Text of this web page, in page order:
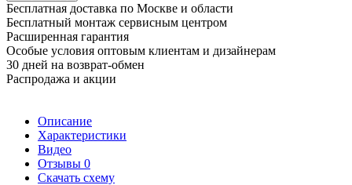
Бесплатная доставка по Москве и области
Бесплатный монтаж сервисным центром
Расширенная гарантия
Особые условия оптовым клиентам и дизайнерам
30 дней на возврат-обмен
Распродажа и акции
Описание
Характеристики
Видео
Отзывы 0
Скачать схему